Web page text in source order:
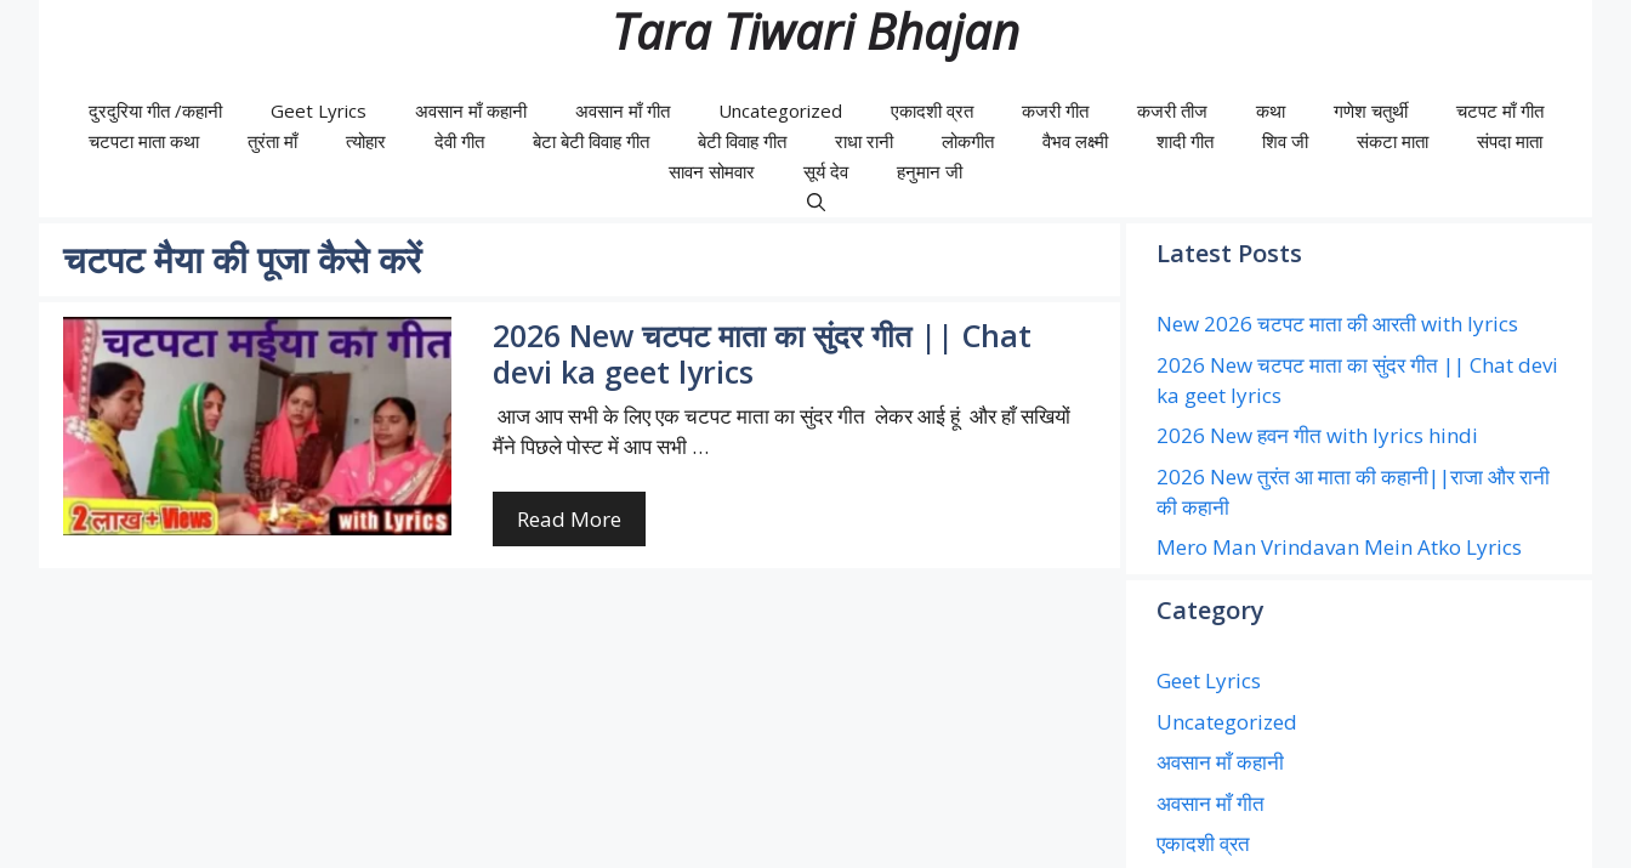
Tara Tiwari Bhajan
दुरदुरिया गीत /कहानी Geet Lyrics अवसान माँ कहानी अवसान माँ गीत Uncategorized एकादशी व्रत कजरी गीत कजरी तीज कथा गणेश चतुर्थी
चटपट माँ गीत
चटपटा माता कथा
तुरंता माँ त्योहार देवी गीत बेटा बेटी विवाह गीत बेटी विवाह गीत राधा रानी लोकगीत वैभव लक्ष्मी शादी गीत शिव जी संकटा माता
संपदा माता
सावन सोमवार
सूर्य देव हनुमान जी
चटपट मैया की पूजा कैसे करें
2026 New चटपट माता का सुंदर गीत || Chat
devi ka geet lyrics
आज आप सभी के लिए एक चटपट माता का सुंदर गीत लेकर आई हूं और हाँ सखियों
मैंने पिछले पोस्ट में आप सभी …
Read More
Latest Posts
New 2026 चटपट माता की आरती with lyrics
2026 New चटपट माता का सुंदर गीत || Chat devi
ka geet lyrics
2026 New हवन गीत with lyrics hindi
2026 New तुरंत आ माता की कहानी||राजा और रानी
की कहानी
Mero Man Vrindavan Mein Atko Lyrics
Category
Geet Lyrics
Uncategorized
अवसान माँ कहानी
अवसान माँ गीत
एकादशी व्रत